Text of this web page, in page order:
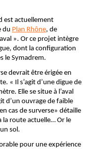
est actuellement
du Plan Rhône, de
». Or ce projet intègre
dont la configuration
le Symadrem.
devrait être érigée en
« Il s’agit d’une digue de
Elle se situe à l’aval
d’un ouvrage de faible
cas de surverse» détaille
la route actuelle… Or le
sol.
pour une expérience